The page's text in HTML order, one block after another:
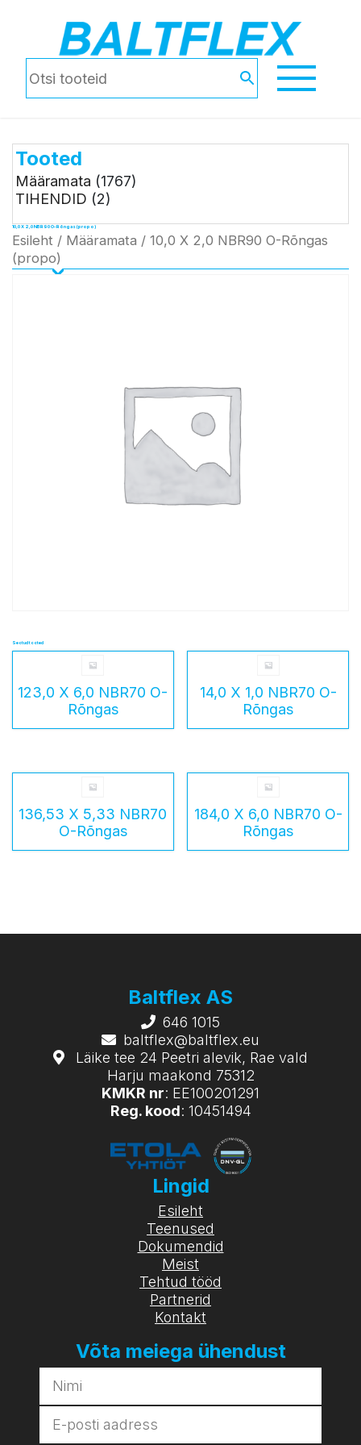
Tooted
Määramata (1767)
TIHENDID (2)
10,0 X 2,0 NBR90 O-Rõngas (propo)
Esileht / Määramata / 10,0 X 2,0 NBR90 O-Rõngas
(propo)
Seotud tooted
123,0 X 6,0 NBR70 O-
Rõngas
14,0 X 1,0 NBR70 O-
Rõngas
136,53 X 5,33 NBR70
O-Rõngas
184,0 X 6,0 NBR70 O-
Rõngas
Baltflex AS
646 1015
baltflex@baltflex.eu
Läike tee 24 Peetri alevik, Rae vald
Harju maakond 75312
KMKR nr: EE100201291
Reg. kood: 10451494
Lingid
Esileht
Teenused
Dokumendid
Meist
Tehtud tööd
Partnerid
Kontakt
Võta meiega ühendust